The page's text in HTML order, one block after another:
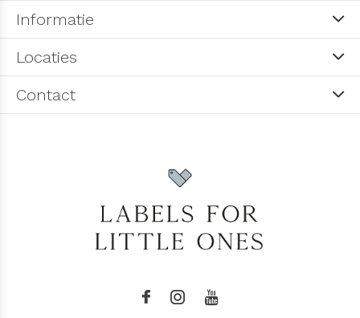
Informatie
Locaties
Contact